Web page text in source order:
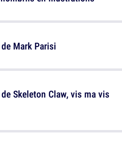
Skeleton Claw, vis ma vis
Mark Parisi